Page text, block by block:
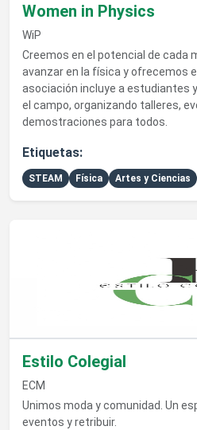
Women in Physics
WiP
Creemos en el potencial de cada
avanzar en la física y ofrecemos
asociación incluye a estudiantes
el campo, organizando talleres,
demostraciones para todos.
Etiquetas:
STEAM Física Artes y Ciencias
Estilo Colegial
ECM
Unimos moda y comunidad. Un
eventos y retribuir.